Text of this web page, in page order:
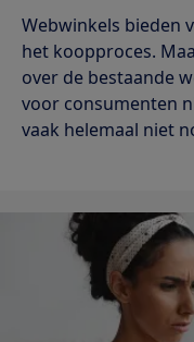
Webwinkels bieden
het koopproces.
over de bestaande
voor consumenten
vaak helemaal niet